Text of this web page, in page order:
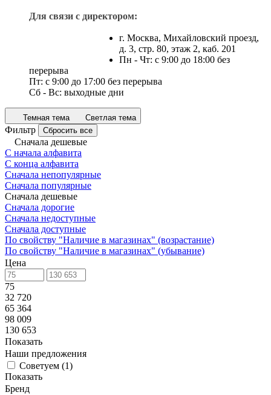
Для связи с директором:
г. Москва, Михайловский проезд,
д. 3, стр. 80, этаж 2, каб. 201
Пн - Чт: с 9:00 до 18:00 без
перерыва
Пт: с 9:00 до 17:00 без перерыва
Сб - Вс: выходные дни
Темная тема Светлая тема
Фильтр Сбросить все
Сначала дешевые
С начала алфавита
С конца алфавита
Сначала непопулярные
Сначала популярные
Сначала дешевые
Сначала дорогие
Сначала недоступные
Сначала доступные
По свойству "Наличие в магазинах" (возрастание)
По свойству "Наличие в магазинах" (убывание)
Цена
75
32 720
65 364
98 009
130 653
Показать
Наши предложения
Советуем (1)
Показать
Бренд